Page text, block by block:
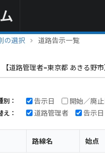
の選択 道路告示一覧
【道路管理者=東京都 あきる野市
別： 告示日 開始／廃止
え： 道路管理者 告示日
路線名 始点